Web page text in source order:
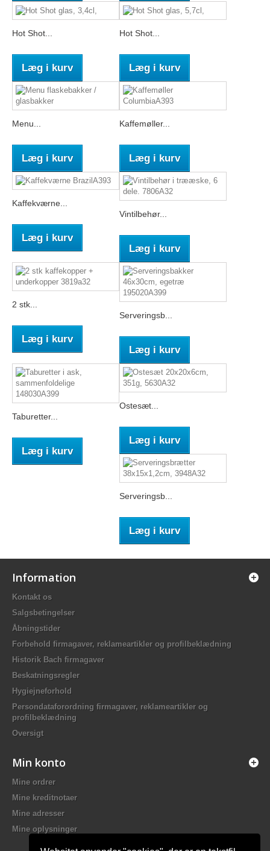
Hot Shot...
Læg i kurv
Hot Shot...
Læg i kurv
Menu...
Læg i kurv
Kaffemøller...
Læg i kurv
Kaffekværne...
Læg i kurv
Vintilbehør...
Læg i kurv
2 stk...
Læg i kurv
Serveringsb...
Læg i kurv
Taburetter...
Læg i kurv
Ostesæt...
Læg i kurv
Serveringsb...
Læg i kurv
Information
Kontakt os
Salgsbetingelser
Åbningstider
Forbehold firmagaver, reklameartikler og profilbeklædning
Historik Bach firmagaver
Beskatningsregler
Hygiejneforhold
Persondataforordning firmagaver, reklameartikler og
profilbeklædning
Oversigt
Min konto
Mine ordrer
Mine kreditnotaer
Mine adresser
Mine oplysninger